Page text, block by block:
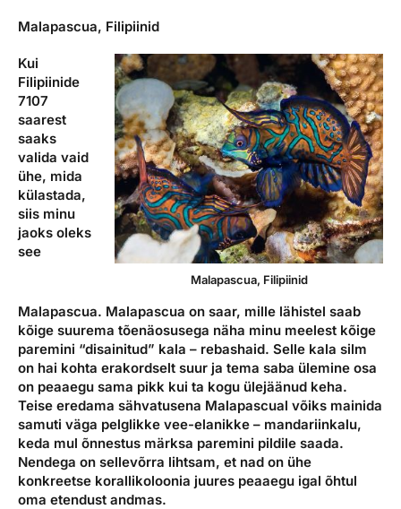
Malapascua, Filipiinid
Malapascua, Filipiinid
Kui
Filipiinide
7107
saarest
saaks
valida vaid
ühe, mida
külastada,
siis minu
jaoks oleks
see
Malapascua. Malapascua on saar, mille lähistel saab
kõige suurema tõenäosusega näha minu meelest kõige
paremini “disainitud” kala – rebashaid. Selle kala silm
on hai kohta erakordselt suur ja tema saba ülemine osa
on peaaegu sama pikk kui ta kogu ülejäänud keha.
Teise eredama sähvatusena Malapascual võiks mainida
samuti väga pelglikke vee-elanikke – mandariinkalu,
keda mul õnnestus märksa paremini pildile saada.
Nendega on sellevõrra lihtsam, et nad on ühe
konkreetse korallikoloonia juures peaaegu igal õhtul
oma etendust andmas.